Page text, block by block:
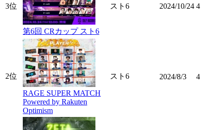
3位
第6回 CRカップ スト6
スト6 2024/10/24 4
2位
RAGE SUPER MATCH
Powered by Rakuten
Optimism
スト6 2024/8/3 4